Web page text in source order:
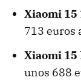
Xiaomi 15
713 euros
Xiaomi 15
unos 688